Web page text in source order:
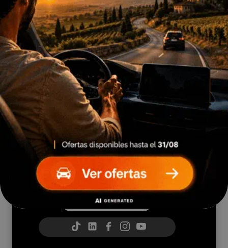
¿Te gusta nuestro
contenido?
Accede, antes que nadie, a
las novedades del mundo
del motor y del universo
QUADIS
¡Síguenos en redes!